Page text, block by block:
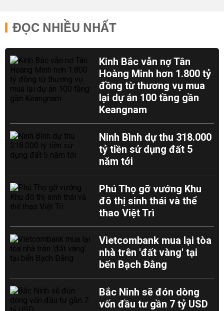
ĐỌC NHIỀU NHẤT
Kinh Bắc vẫn nợ Tân
Hoàng Minh hơn 1.800 tỷ
đồng từ thương vụ mua
lại dự án 100 tầng gần
Keangnam
Ninh Bình dự thu 318.000
tỷ tiền sử dụng đất 5
năm tới
Phú Thọ gỡ vướng Khu
đô thị sinh thái và thể
thao Việt Trì
Vietcombank mua lại tòa
nhà trên 'đất vàng' tại
bến Bạch Đằng
Bắc Ninh sẽ đón dòng
vốn đầu tư gần 7 tỷ USD